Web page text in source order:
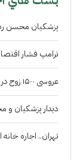
پزشکیان محسن
ترامپ فشار
عروسی ۱۵۰۰ زوج در شمال نیجریه با حمایت دولت
دیدار پزشکیان و
تهران.. اجاره خانه از ۷۲۰ میلیون ریال و سه برابر حقوق